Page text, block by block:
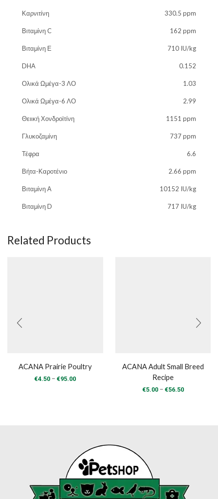
Καρνιτίνη 330.5 ppm
Βιταμίνη C 162 ppm
Βιταμίνη Ε 710 IU/kg
DHA 0.152
Ολικά Ωμέγα-3 ΛΟ 1.03
Ολικά Ωμέγα-6 ΛΟ 2.99
Θειική Χονδροϊτίνη 1151 ppm
Γλυκοζαμίνη 737 ppm
Τέφρα 6.6
Βήτα-Καροτένιο 2.66 ppm
Βιταμίνη Α 10152 IU/kg
Βιταμίνη D 717 IU/kg
Related Products
ACANA Prairie Poultry
€4.50 – €95.00Price
ACANA Adult Small Breed
Recipe
€5.00 – €56.50Price